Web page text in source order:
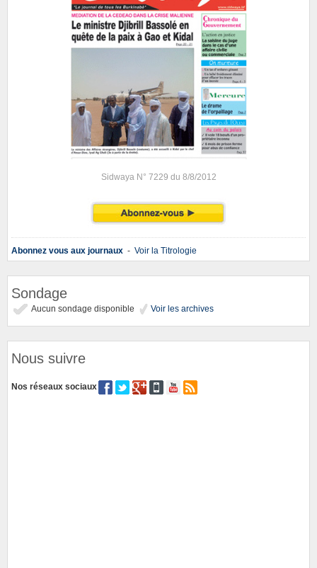
Sidwaya N° 7229 du 8/8/2012
Abonnez vous aux journaux - Voir la Titrologie
Sondage
Aucun sondage disponible Voir les archives
Nous suivre
Nos réseaux sociaux